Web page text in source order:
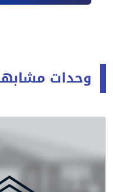
وحدات